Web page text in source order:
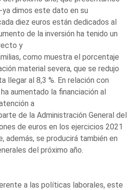
ya dimos este dato en su
diez euros están dedicados al
de la inversión ha tenido un
y
como muestra el porcentaje
material severa, que se redujo
llegar al 8,3 %. En relación con
aumentado la financiación al
a
de la Administración General del
de euros en los ejercicios 2021
además, se producirá también en
del próximo año.
a las políticas laborales, este